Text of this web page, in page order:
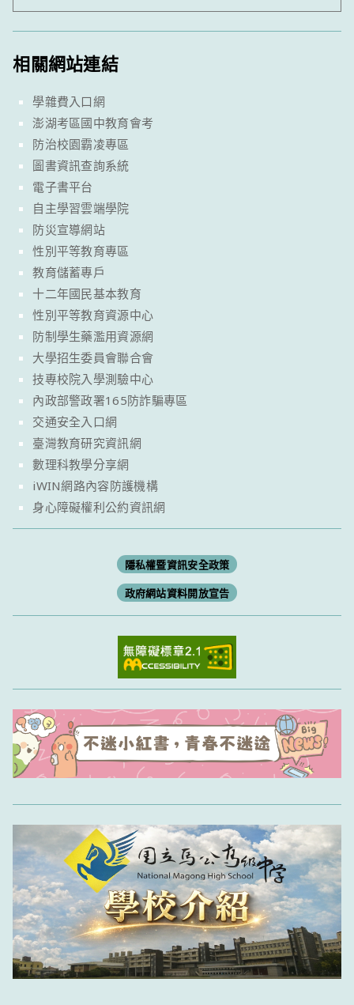
相關網站連結
學雜費入口網
澎湖考區國中教育會考
防治校園霸凌專區
圖書資訊查詢系統
電子書平台
自主學習雲端學院
防災宣導網站
性別平等教育專區
教育儲蓄專戶
十二年國民基本教育
性別平等教育資源中心
防制學生藥濫用資源網
大學招生委員會聯合會
技專校院入學測驗中心
內政部警政署165防詐騙專區
交通安全入口網
臺灣教育研究資訊網
數理科教學分享網
iWIN網路內容防護機構
身心障礙權利公約資訊網
隱私權暨資訊安全政策
政府網站資料開放宣告